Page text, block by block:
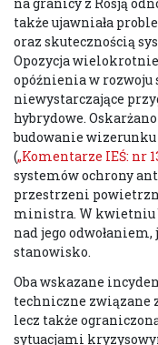
także ujawniała
oraz skutecznością
Opozycja
opóźnienia w
niewystarczające
hybrydowe.
budowanie wizerunku
(„Komentarze IEŚ: nr
systemów ochrony
przestrzeni
ministra. W kwietniu
nad jego
stanowisko.
Oba wskazane
techniczne związane
lecz także
sytuacjami